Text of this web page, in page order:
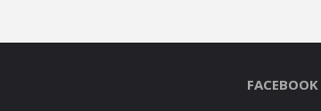
FACEBOOK